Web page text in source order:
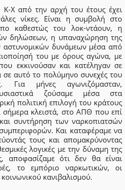
Κ-Χ από την αρχή του έτους έχει
νίκες. Είναι η συμβολή στο
καθεστώς του λοκ-ντάουν, η
δηλώσεων, η υπαναχώρηση της
αστυνομικών δυνάμεων μέσα από
του με όρους αγώνα, με
εκκινούσαν και κατέληγαν σε
σε αυτό το πολύμηνο συνεχές του
Για μήνες αγωνιζόμασταν,
ζούσαμε μέσα στα
πολιτική επιλογή του κράτους
σήμερα κλειστά, στο ΑΠΘ που επί
συντήρηση των ναρκοπιατσών
Και καταφέραμε να
τους και απομακρύνοντας
λογικές με την δύναμη της
αποφασίζαμε ότι δεν θα είναι
το εμπόριο ναρκωτικών, οι
κανιβαλισμού.